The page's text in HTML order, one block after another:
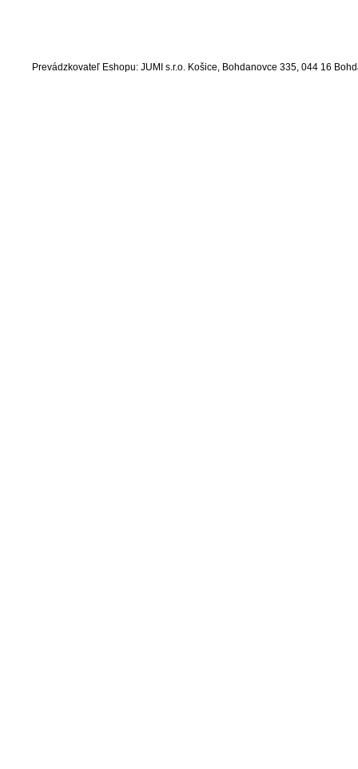
Prevádzkovateľ Eshopu: JUMI s.r.o. Košice, Bohdanovce 335, 044 16